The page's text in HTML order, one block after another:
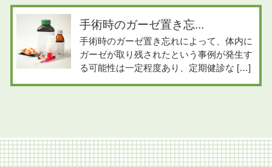
手術時のガーゼ置き忘...
手術時のガーゼ置き忘れによって、体内に
ガーゼが取り残されたという事例が発生す
る可能性は一定程度あり、定期健診な […]